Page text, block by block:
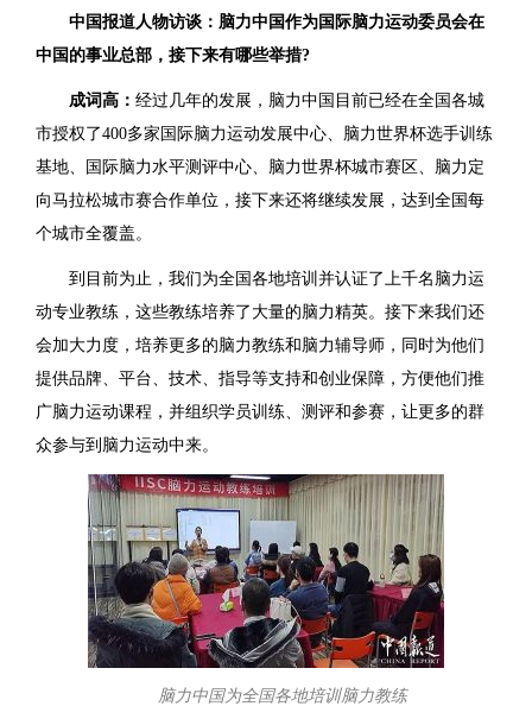
中国报道人物访谈：脑力中国作为国际脑力运动委员会在
中国的事业总部，接下来有哪些举措?
成词高： 经过几年的发展，脑力中国目前已经在全国各城
市授权了400多家国际脑力运动发展中心、脑力世界杯选手训练
基地、国际脑力水平测评中心、脑力世界杯城市赛区、脑力定
向马拉松城市赛合作单位，接下来还将继续发展，达到全国每
个城市全覆盖。
到目前为止，我们为全国各地培训并认证了上千名脑力运
动专业教练，这些教练培养了大量的脑力精英。接下来我们还
会加大力度，培养更多的脑力教练和脑力辅导师，同时为他们
提供品牌、平台、技术、指导等支持和创业保障，方便他们推
广脑力运动课程，并组织学员训练、测评和参赛，让更多的群
众参与到脑力运动中来。
脑力中国为全国各地培训脑力教练